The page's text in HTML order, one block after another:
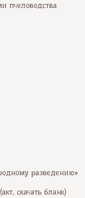
пчеловодства
разведению»
скачать бланк)